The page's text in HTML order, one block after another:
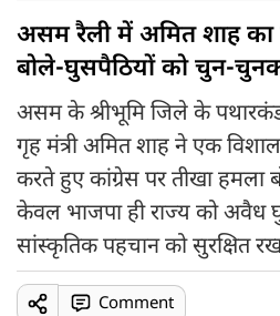
असम रैली में अमित शाह का
बोले-घुसपैठियों को चुन-
असम के श्रीभूमि जिले के
गृह मंत्री अमित शाह ने एक
करते हुए कांग्रेस पर तीखा हमला
केवल भाजपा ही राज्य को
सांस्कृतिक पहचान को सुरक्षित
Comment